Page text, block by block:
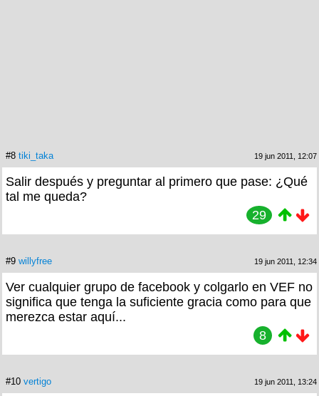
#8 tiki_taka 19 jun 2011, 12:07
Salir después y preguntar al primero que pase: ¿Qué
tal me queda?
29
#9 willyfree 19 jun 2011, 12:34
Ver cualquier grupo de facebook y colgarlo en VEF no
significa que tenga la suficiente gracia como para que
merezca estar aquí...
8
#10 vertigo 19 jun 2011, 13:24